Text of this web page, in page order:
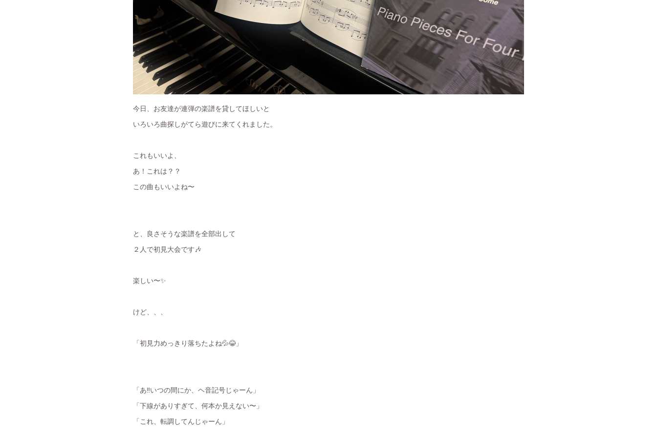
今日、お友達が連弾の楽譜を貸してほしいと
いろいろ曲探しがてら遊びに来てくれました。
これもいいよ、
あ！これは？？
この曲もいいよね〜
と、良さそうな楽譜を全部出して
２人で初見大会です🎶
楽しい〜✨
けど、、、
「初見力めっきり落ちたよね💦😂」
「あ‼️いつの間にか、ヘ音記号じゃーん」
「下線がありすぎて、何本か見えない〜」
「これ、転調してんじゃーん」